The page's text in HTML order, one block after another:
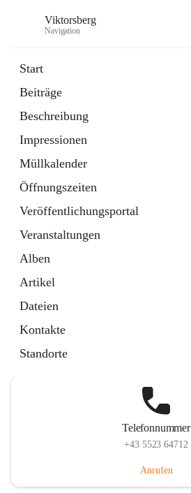
Viktorsberg
Navigation
Start
Beiträge
Beschreibung
Impressionen
Müllkalender
Öffnungszeiten
Veröffentlichungsportal
Veranstaltungen
Alben
Artikel
Dateien
Kontakte
Standorte
1 Schnellzugriff
Bürgerservice
10 Schnellzugriffe
Telefonnummer
+43 5523 64712
Anrufen